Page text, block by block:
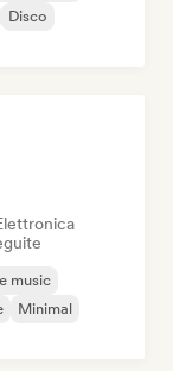
Disco
music
Minimal